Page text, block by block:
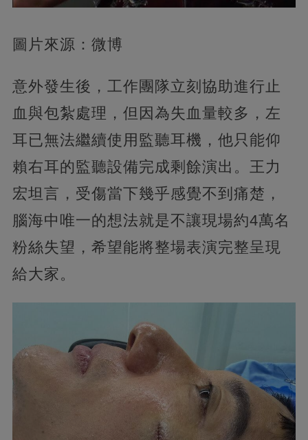
圖片來源：微博
意外發生後，工作團隊立刻協助進行止
血與包紮處理，但因為失血量較多，左
耳已無法繼續使用監聽耳機，他只能仰
賴右耳的監聽設備完成剩餘演出。王力
宏坦言，受傷當下幾乎感覺不到痛楚，
腦海中唯一的想法就是不讓現場約4萬名
粉絲失望，希望能將整場表演完整呈現
給大家。